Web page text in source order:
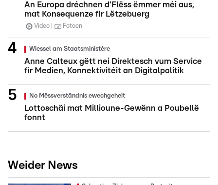
An Europa dréchnen d’Flëss ëmmer méi aus,
mat Konsequenze fir Lëtzebuerg
Video Fotoen
Wiessel am Staatsministère
Anne Calteux gëtt nei Direktesch vum Service
fir Medien, Konnektivitéit an Digitalpolitik
No Mëssverständnis ewechgeheit
Lottoschäi mat Millioune-Gewënn a Poubellë
fonnt
Weider News